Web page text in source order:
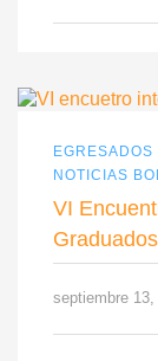
EGRESADOS
NOTICIAS
VI
Graduados
septiembre 13,